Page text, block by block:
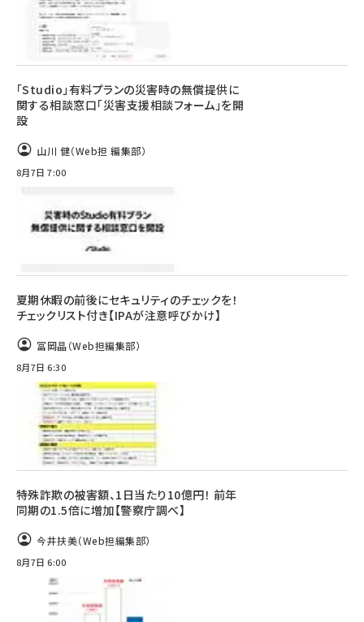
「Studio」有料プランの災害時の無償提供に
関する相談窓口「災害支援相談フォーム」を開
設
山川 健（Web担 編集部）
8月7日 7:00
夏期休暇の前後にセキュリティのチェックを！
チェックリスト付き【IPAが注意呼びかけ】
冨岡晶（Web担編集部）
8月7日 6:30
特殊詐欺の被害額、1日当たり10億円！ 前年
同期の1.5倍に増加【警察庁調べ】
今井扶美（Web担編集部）
8月7日 6:00